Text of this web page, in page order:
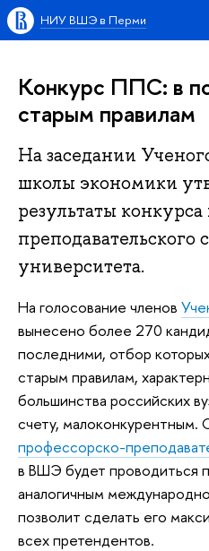
НИУ ВШЭ в Перми
Конкурс ППС: в
старым правилам
На заседании
школы экономики
результаты
преподавательского
университета.
На голосование членов
вынесено более 270
последними, отбор
старым правилам,
большинства российских
счету, малоконкурентным.
профессорско-
в ВШЭ будет проводиться
аналогичным
позволит сделать его
всех претендентов.